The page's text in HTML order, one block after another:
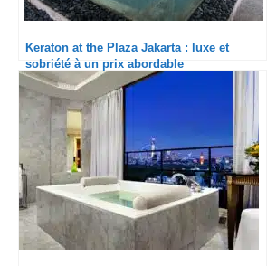
Keraton at the Plaza Jakarta : luxe et
sobriété à un prix abordable